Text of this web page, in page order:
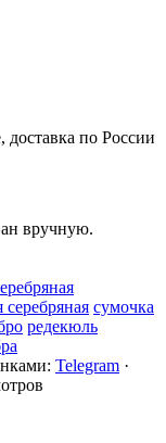
доставка по России
вручную.
серебряная сумочка
редекюль
Telegram ·